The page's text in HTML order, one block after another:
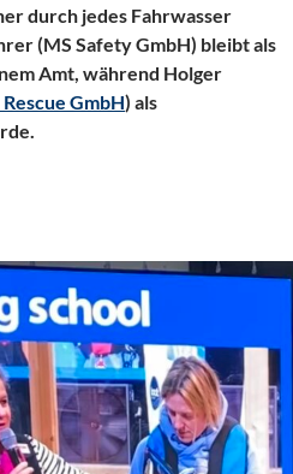
durch jedes Fahrwasser
(MS Safety GmbH) bleibt als
Amt, während Holger
GmbH) als
FSR-Vorstand wird erneut